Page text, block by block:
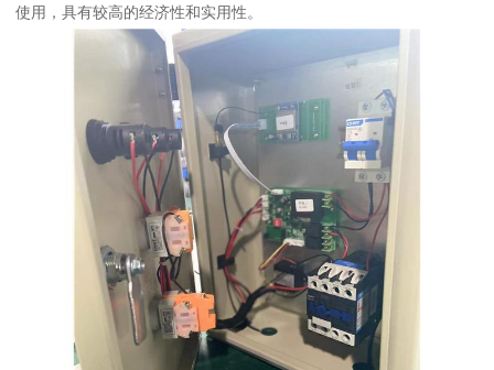
使用，具有较高的经济性和实用性。